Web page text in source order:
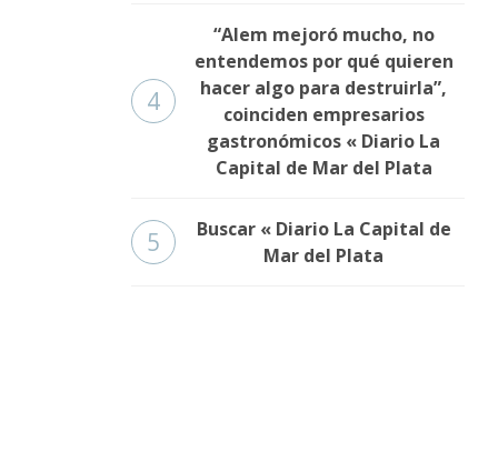
4
“Alem mejoró mucho, no
entendemos por qué quieren
hacer algo para destruirla”,
coinciden empresarios
gastronómicos « Diario La
Capital de Mar del Plata
5
Buscar « Diario La Capital de
Mar del Plata